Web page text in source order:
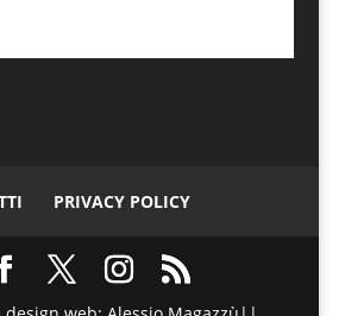
PRIVACY POLICY